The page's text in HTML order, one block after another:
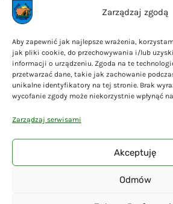
Zarządzaj zgodą
Aby zapewnić jak najlepsze wrażenia,
jak pliki cookie, do przechowywania i/lub
informacji o urządzeniu. Zgoda na te
przetwarzać dane, takie jak zachowanie
unikalne identyfikatory na tej stronie. Brak
wycofanie zgody może niekorzystnie wpłynąć
Zarządzaj serwisami
Akceptuję
Odmów
Na skróty
Polityka prywatności
Polityka plików cookies (EU)
Deklaracja dostępności
Mapa serwisu